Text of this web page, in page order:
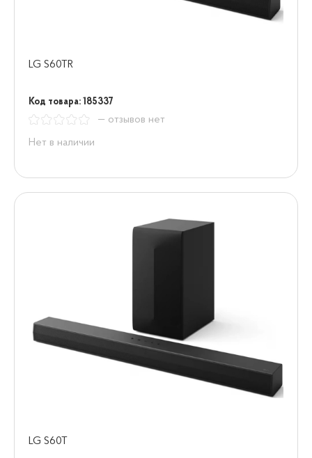
LG S60TR
Код товара: 185337
— отзывов нет
Нет в наличии
LG S60T